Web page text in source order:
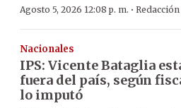
Agosto 5, 2026 12:08 p. m. · Redacción
Nacionales
IPS: Vicente Bataglia
fuera del país, según
lo imputó